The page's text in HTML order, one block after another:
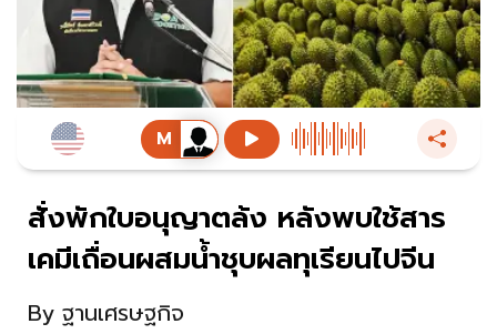
สั่งพักใบอนุญาตล้ง หลังพบใช้สาร
เคมีเถื่อนผสมน้ำชุบผลทุเรียนไปจีน
By ฐานเศรษฐกิจ